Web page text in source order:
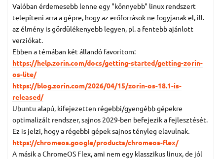
Valóban érdemesebb lenne egy "könnyebb" linux rendszert
telepíteni arra a gépre, hogy az erőforrások ne fogyjanak el, ill.
az élmény is gördülékenyebb legyen, pl. a fentebb ajánlott
verziókat.
Ebben a témában két állandó favoritom:
https://help.zorin.com/docs/getting-started/getting-zorin-
os-lite/
https://blog.zorin.com/2026/04/15/zorin-os-18.1-is-
released/
Ubuntu alapú, kifejezetten régebbi/gyengébb gépekre
optimalizált rendszer, sajnos 2029-ben befejezik a fejlesztését.
Ez is jelzi, hogy a régebbi gépek sajnos tényleg elavulnak.
https://chromeos.google/products/chromeos-flex/
A másik a ChromeOS Flex, ami nem egy klasszikus linux, de jól